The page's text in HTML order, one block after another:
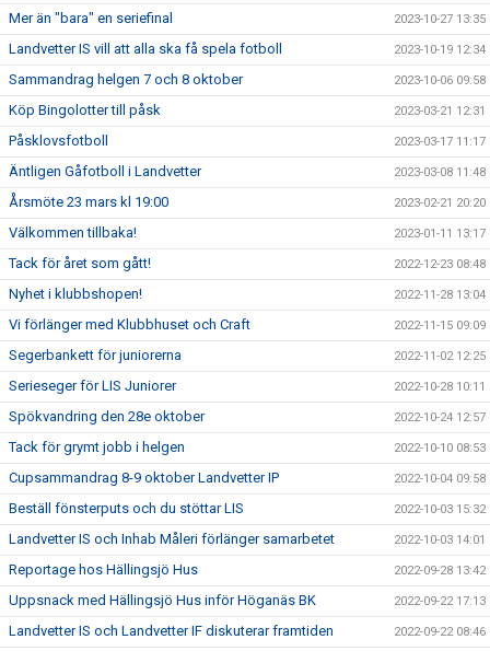
Mer än "bara" en seriefinal 2023-10-27 13:35
Landvetter IS vill att alla ska få spela fotboll 2023-10-19 12:34
Sammandrag helgen 7 och 8 oktober 2023-10-06 09:58
Köp Bingolotter till påsk 2023-03-21 12:31
Påsklovsfotboll 2023-03-17 11:17
Äntligen Gåfotboll i Landvetter 2023-03-08 11:48
Årsmöte 23 mars kl 19:00 2023-02-21 20:20
Välkommen tillbaka! 2023-01-11 13:17
Tack för året som gått! 2022-12-23 08:48
Nyhet i klubbshopen! 2022-11-28 13:04
Vi förlänger med Klubbhuset och Craft 2022-11-15 09:09
Segerbankett för juniorerna 2022-11-02 12:25
Serieseger för LIS Juniorer 2022-10-28 10:11
Spökvandring den 28e oktober 2022-10-24 12:57
Tack för grymt jobb i helgen 2022-10-10 08:53
Cupsammandrag 8-9 oktober Landvetter IP 2022-10-04 09:58
Beställ fönsterputs och du stöttar LIS 2022-10-03 15:32
Landvetter IS och Inhab Måleri förlänger samarbetet 2022-10-03 14:01
Reportage hos Hällingsjö Hus 2022-09-28 13:42
Uppsnack med Hällingsjö Hus inför Höganäs BK 2022-09-22 17:13
Landvetter IS och Landvetter IF diskuterar framtiden 2022-09-22 08:46